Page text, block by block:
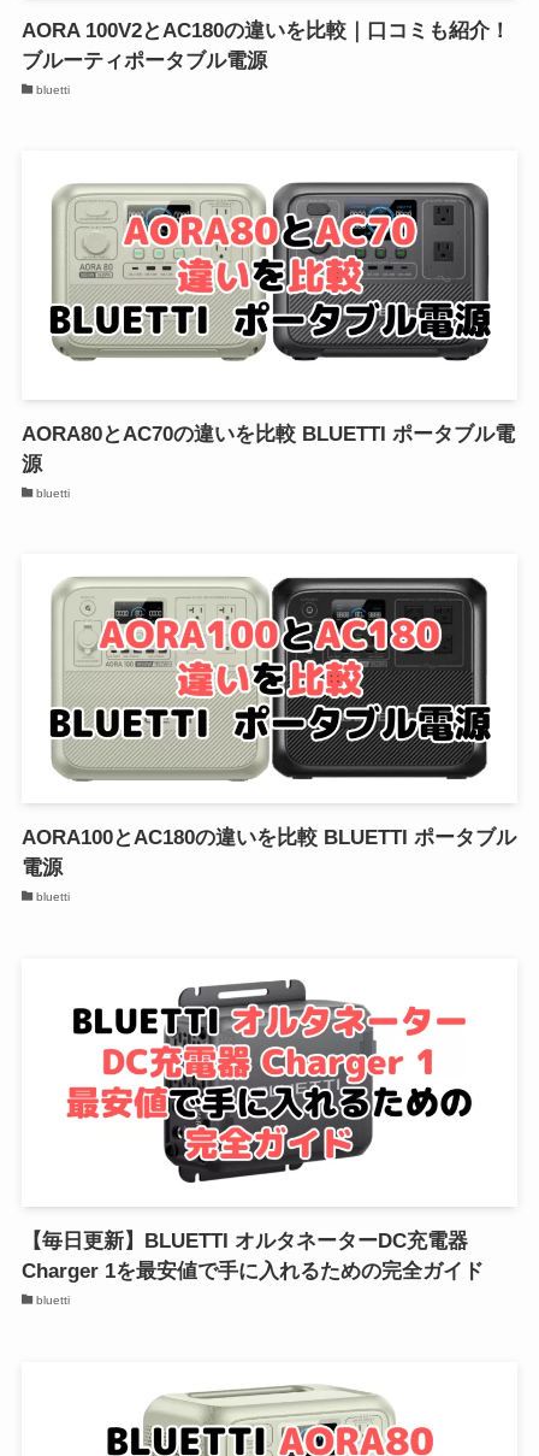
AORA 100V2とAC180の違いを比較｜口コミも紹介！
ブルーティポータブル電源
bluetti
AORA80とAC70の違いを比較 BLUETTI ポータブル電
源
bluetti
AORA100とAC180の違いを比較 BLUETTI ポータブル
電源
bluetti
【毎日更新】BLUETTI オルタネーターDC充電器
Charger 1を最安値で手に入れるための完全ガイド
bluetti